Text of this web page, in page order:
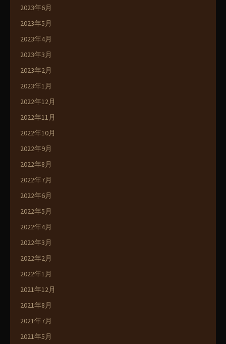
2023年6月
2023年5月
2023年4月
2023年3月
2023年2月
2023年1月
2022年12月
2022年11月
2022年10月
2022年9月
2022年8月
2022年7月
2022年6月
2022年5月
2022年4月
2022年3月
2022年2月
2022年1月
2021年12月
2021年8月
2021年7月
2021年5月